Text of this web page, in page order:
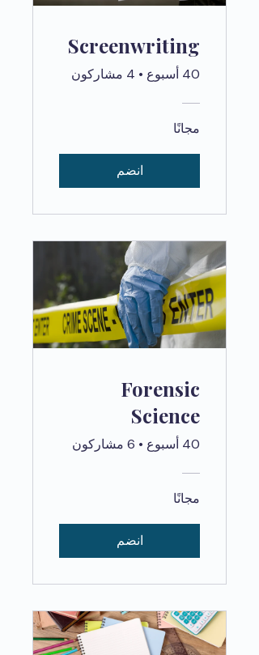
Screenwriting
40 أسبوع • 4 مشاركون
مجانًا
انضم
Forensic
Science
40 أسبوع • 6 مشاركون
مجانًا
انضم